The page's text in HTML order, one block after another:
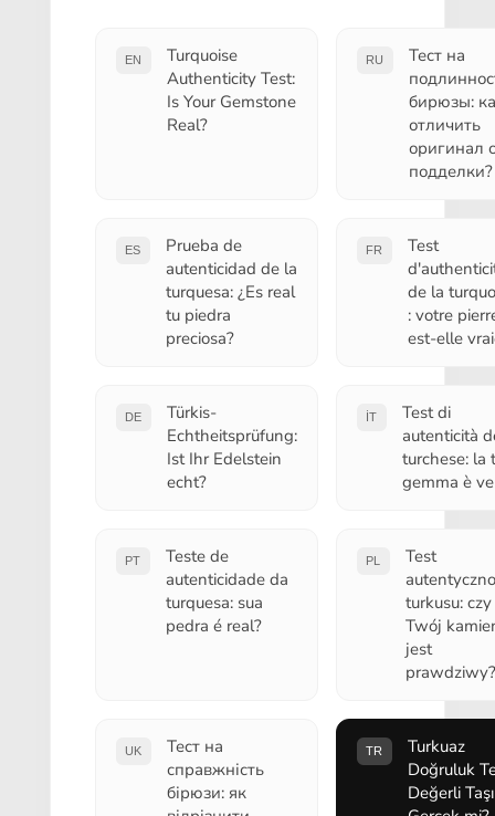
EN
Turquoise
Authenticity Test:
Is Your Gemstone
Real?
RU
Тест на
бирюзы:
отличить
оригинал
подделки?
ES
Prueba de
autenticidad de la
turquesa: ¿Es real
tu piedra
preciosa?
FR
Test
de la
: votre
est-elle
DE
Türkis-
Echtheitsprüfung:
Ist Ihr Edelstein
echt?
IT
Test di
autenticità
turchese: la
gemma è
PT
Teste de
autenticidade da
turquesa: sua
pedra é real?
PL
Test
turkusu: czy
Twój
jest
prawdziwy?
UK
Тест на
справжність
бірюзи: як
TR
Turkuaz
Doğruluk
Değerli